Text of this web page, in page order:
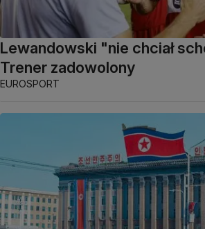
Lewandowski "nie chciał
Trener zadowolony
EUROSPORT